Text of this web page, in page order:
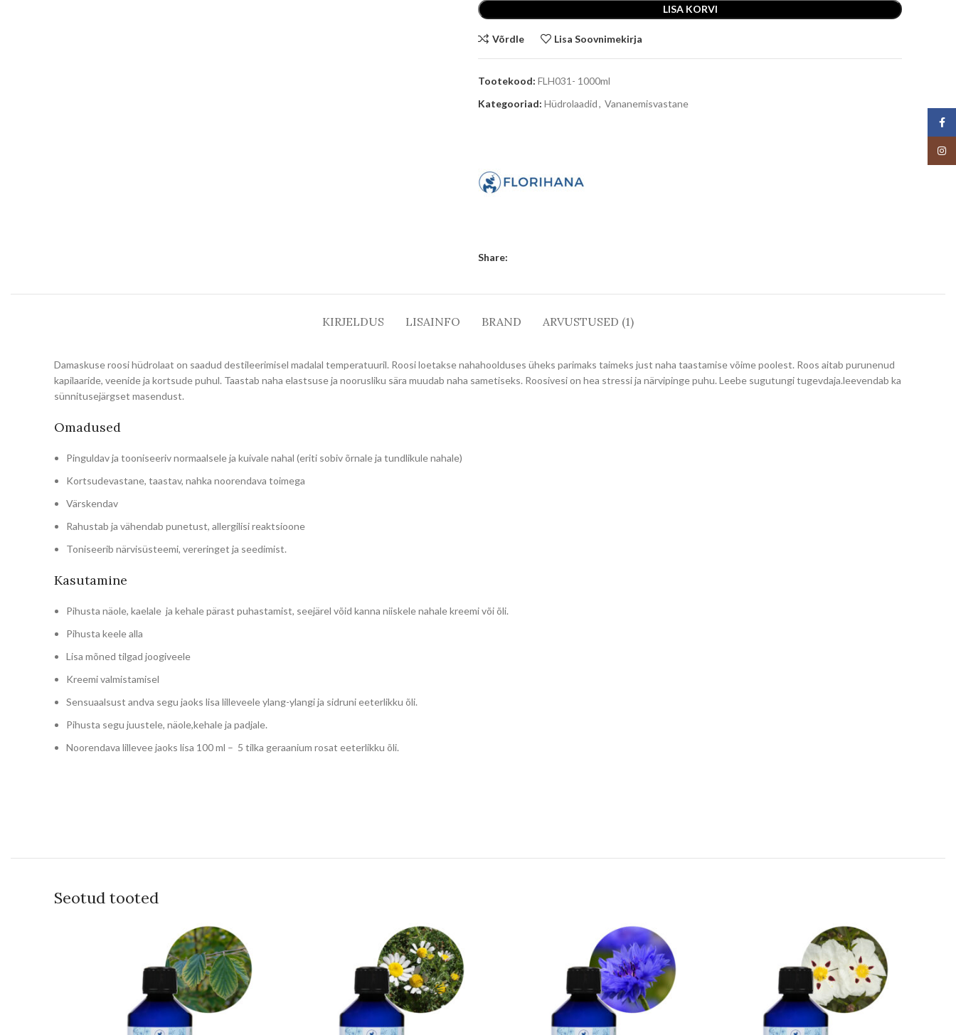
LISA KORVI
Võrdle Lisa Soovnimekirja
Tootekood: FLH031- 1000ml
Kategooriad: Hüdrolaadid, Vananemisvastane
Share:
KIRJELDUS LISAINFO BRAND ARVUSTUSED (1)
Damaskuse roosi hüdrolaat on saadud destileerimisel madalal temperatuuril. Roosi loetakse nahahoolduses üheks parimaks taimeks just naha taastamise võime poolest. Roos aitab purunenud
kapilaaride, veenide ja kortsude puhul. Taastab naha elastsuse ja noorusliku sära muudab naha sametiseks. Roosivesi on hea stressi ja närvipinge puhu. Leebe sugutungi tugevdaja.leevendab ka
sünnitusejärgset masendust.
Omadused
Pinguldav ja tooniseeriv normaalsele ja kuivale nahal (eriti sobiv õrnale ja tundlikule nahale)
Kortsudevastane, taastav, nahka noorendava toimega
Värskendav
Rahustab ja vähendab punetust, allergilisi reaktsioone
Toniseerib närvisüsteemi, vereringet ja seedimist.
Kasutamine
Pihusta näole, kaelale ja kehale pärast puhastamist, seejärel võid kanna niiskele nahale kreemi või õli.
Pihusta keele alla
Lisa mõned tilgad joogiveele
Kreemi valmistamisel
Sensuaalsust andva segu jaoks lisa lilleveele ylang-ylangi ja sidruni eeterlikku õli.
Pihusta segu juustele, näole,kehale ja padjale.
Noorendava lillevee jaoks lisa 100 ml – 5 tilka geraanium rosat eeterlikku õli.
Seotud tooted